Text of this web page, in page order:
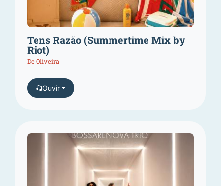
Tens Razão (Summertime Mix by
Riot)
De Oliveira
Ouvir